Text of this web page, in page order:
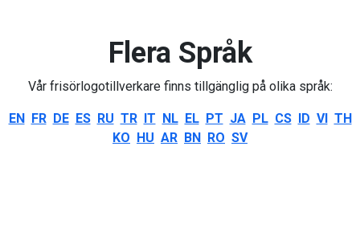
Flera Språk
Vår frisörlogotillverkare finns tillgänglig på olika språk:
EN FR DE ES RU TR IT NL EL PT JA PL CS ID VI TH
KO HU AR BN RO SV